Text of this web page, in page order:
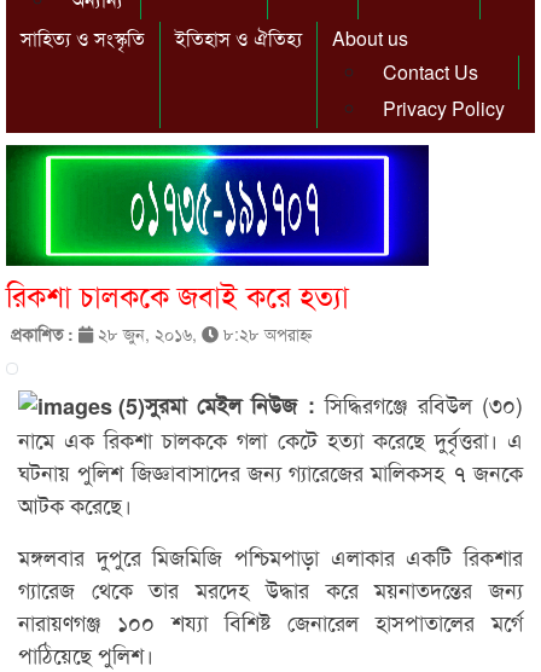
সাহিত্য ও সংস্কৃতি ইতিহাস ও ঐতিহ্য
About us
Contact Us
Privacy Policy
রিকশা চালককে জবাই করে হত্যা
প্রকাশিত : ২৮ জুন, ২০১৬, ৮:২৮ অপরাহ্ণ
সুরমা মেইল নিউজ : সিদ্ধিরগঞ্জে রবিউল (৩০)
নামে এক রিকশা চালককে গলা কেটে হত্যা করেছে দুর্বৃত্তরা। এ
ঘটনায় পুলিশ জিজ্ঞাবাসাদের জন্য গ্যারেজের মালিকসহ ৭ জনকে
আটক করেছে।
মঙ্গলবার দুপুরে মিজমিজি পশ্চিমপাড়া এলাকার একটি রিকশার
গ্যারেজ থেকে তার মরদেহ উদ্ধার করে ময়নাতদন্তের জন্য
নারায়ণগঞ্জ ১০০ শয্যা বিশিষ্ট জেনারেল হাসপাতালের মর্গে
পাঠিয়েছে পুলিশ।